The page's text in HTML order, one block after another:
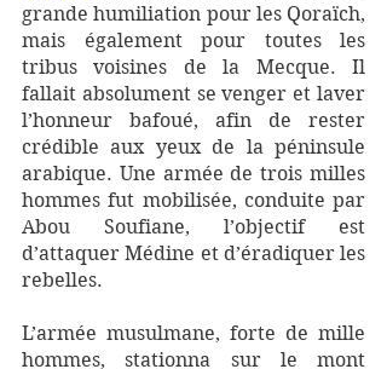
grande humiliation pour les Qoraïch,
mais également pour toutes les
tribus voisines de la Mecque. Il
fallait absolument se venger et laver
l’honneur bafoué, afin de rester
crédible aux yeux de la péninsule
arabique. Une armée de trois milles
hommes fut mobilisée, conduite par
Abou Soufiane, l’objectif est
d’attaquer Médine et d’éradiquer les
rebelles.
L’armée musulmane, forte de mille
hommes, stationna sur le mont